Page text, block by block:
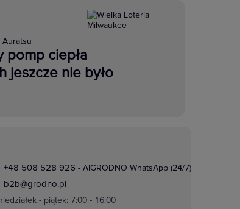
Auratsu
pomp ciepła
jeszcze nie było
+48 508 528 926 - AiGRODNO WhatsApp (24/7)
b2b@grodno.pl
- piątek: 7:00 - 16:00